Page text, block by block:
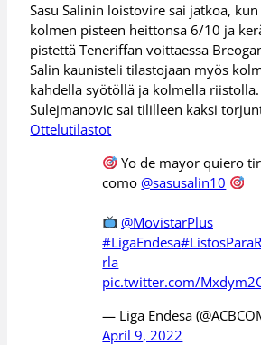
Sasu Salinin loistovire sai jatkoa,
kolmen pisteen heittonsa 6/10 ja
pistettä Teneriffan voittaessa
Salin kaunisteli tilastojaan myös
kahdella syötöllä ja kolmella
Sulejmanovic sai tililleen kaksi
Ottelutilastot
Yo de mayor quiero
como@sasusalin10
@MovistarPlus
#LigaEndesa
rla
pic.twitter.com/
— Liga Endesa
April 9, 2022